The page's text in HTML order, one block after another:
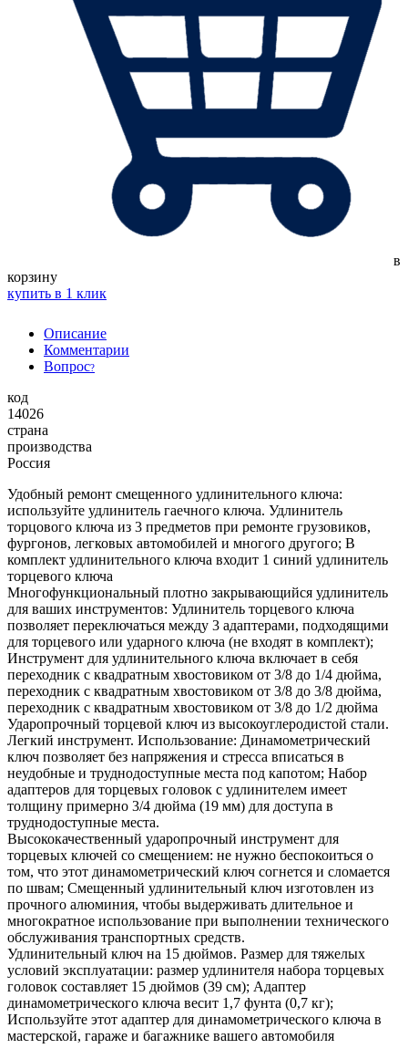
в
корзину
купить в 1 клик
Описание
Комментарии
Вопрос?
код
14026
страна
производства
Россия
Удобный ремонт смещенного удлинительного ключа:
используйте удлинитель гаечного ключа. Удлинитель
торцового ключа из 3 предметов при ремонте грузовиков,
фургонов, легковых автомобилей и многого другого; В
комплект удлинительного ключа входит 1 синий удлинитель
торцевого ключа
Многофункциональный плотно закрывающийся удлинитель
для ваших инструментов: Удлинитель торцевого ключа
позволяет переключаться между 3 адаптерами, подходящими
для торцевого или ударного ключа (не входят в комплект);
Инструмент для удлинительного ключа включает в себя
переходник с квадратным хвостовиком от 3/8 до 1/4 дюйма,
переходник с квадратным хвостовиком от 3/8 до 3/8 дюйма,
переходник с квадратным хвостовиком от 3/8 до 1/2 дюйма
Ударопрочный торцевой ключ из высокоуглеродистой стали.
Легкий инструмент. Использование: Динамометрический
ключ позволяет без напряжения и стресса вписаться в
неудобные и труднодоступные места под капотом; Набор
адаптеров для торцевых головок с удлинителем имеет
толщину примерно 3/4 дюйма (19 мм) для доступа в
труднодоступные места.
Высококачественный ударопрочный инструмент для
торцевых ключей со смещением: не нужно беспокоиться о
том, что этот динамометрический ключ согнется и сломается
по швам; Смещенный удлинительный ключ изготовлен из
прочного алюминия, чтобы выдерживать длительное и
многократное использование при выполнении технического
обслуживания транспортных средств.
Удлинительный ключ на 15 дюймов. Размер для тяжелых
условий эксплуатации: размер удлинителя набора торцевых
головок составляет 15 дюймов (39 см); Адаптер
динамометрического ключа весит 1,7 фунта (0,7 кг);
Используйте этот адаптер для динамометрического ключа в
мастерской, гараже и багажнике вашего автомобиля